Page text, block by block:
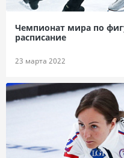
Чемпионат мира по
расписание
23 марта 2022